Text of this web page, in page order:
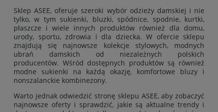
Sklep ASEE, oferuje szeroki wybór odzieży damskiej i nie
tylko, w tym sukienki, bluzki, spódnice, spodnie, kurtki,
płaszcze i wiele innych produktów również dla domu,
urody, sportu, zdrowia i dla dziecka. W ofercie sklepu
znajdują się najnowsze kolekcje stylowych, modnych
ubrań damskich od niezależnych polskich
producentów. Wśród dostępnych produktów są również
modne sukienki na każdą okazję, komfortowe bluzy i
nonszalanckie kombinezony.
Warto jednak odwiedzić stronę sklepu ASEE, aby zobaczyć
najnowsze oferty i sprawdzić, jakie są aktualne trendy i